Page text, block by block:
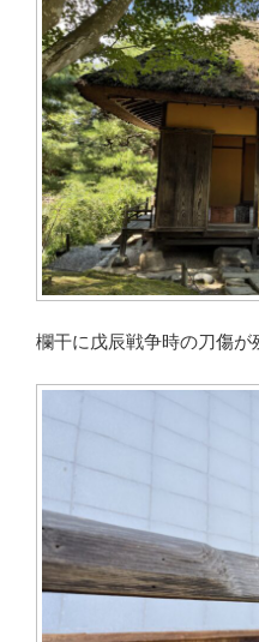
欄干に戊辰戦争時の刀傷が